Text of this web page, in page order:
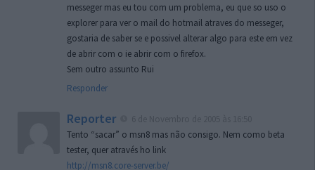
messeger mas eu tou com um problema, eu que so uso o
explorer para ver o mail do hotmail atraves do messeger,
gostaria de saber se e possivel alterar algo para este em vez
de abrir com o ie abrir com o firefox.
Sem outro assunto Rui
Responder
Reporter
Tento “sacar” o msn8 mas não consigo. Nem como beta
tester, quer através ho link
http://msn8.core-server.be/